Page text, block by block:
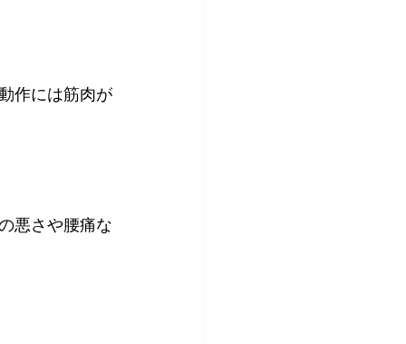
作には筋肉が
悪さや腰痛な